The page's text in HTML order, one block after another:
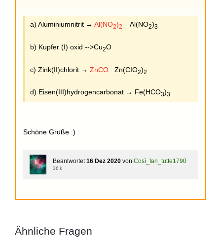
a) Aluminiumnitrit → Al(NO2)2 Al(NO2)3
b) Kupfer (I) oxid -->Cu2O
c) Zink(II)chlorit → ZnCO Zn(CIO2)2
d) Eisen(III)hydrogencarbonat → Fe(HCO3)3
Schöne Grüße :)
Beantwortet 16 Dez 2020 von Così_fan_tutte1790
36 k
Ähnliche Fragen